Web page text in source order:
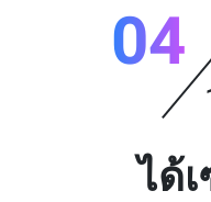
04
ได้